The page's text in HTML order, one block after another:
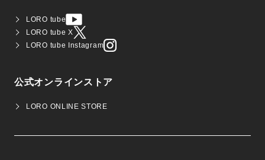
LORO tube
LORO tube X
LORO tube Instagram
公式オンラインストア
LORO ONLINE STORE